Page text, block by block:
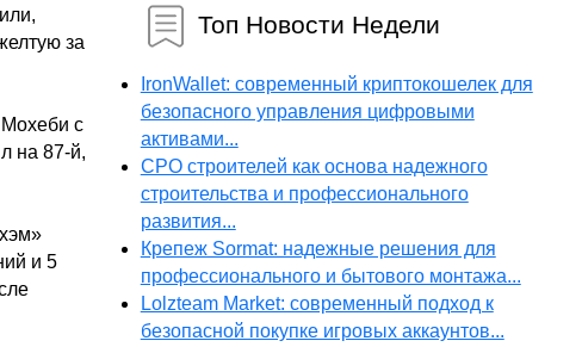
за
Мохеби с
на 87-й,
и 5
Топ Новости Недели
IronWallet: современный криптокошелек для
безопасного управления цифровыми
активами...
СРО строителей как основа надежного
строительства и профессионального
развития...
Крепеж Sormat: надежные решения для
профессионального и бытового монтажа...
Lolzteam Market: современный подход к
безопасной покупке игровых аккаунтов...